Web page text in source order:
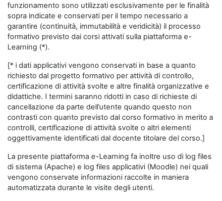
funzionamento sono utilizzati esclusivamente per le finalità
sopra indicate e conservati per il tempo necessario a
garantire (continuità, immutabilità e veridicità) il processo
formativo previsto dai corsi attivati sulla piattaforma e-
Learning (*).
[* i dati applicativi vengono conservati in base a quanto
richiesto dal progetto formativo per attività di controllo,
certificazione di attività svolte e altre finalità organizzative e
didattiche. I termini saranno ridotti in caso di richieste di
cancellazione da parte dell’utente quando questo non
contrasti con quanto previsto dal corso formativo in merito a
controlli, certificazione di attività svolte o altri elementi
oggettivamente identificati dal docente titolare del corso.]
La presente piattaforma e-Learning fa inoltre uso di log files
di sistema (Apache) e log files applicativi (Moodle) nei quali
vengono conservate informazioni raccolte in maniera
automatizzata durante le visite degli utenti.